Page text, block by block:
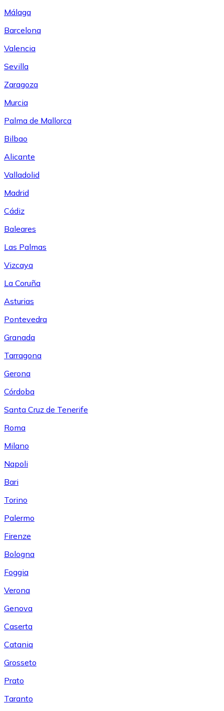
Málaga
Barcelona
Valencia
Sevilla
Zaragoza
Murcia
Palma de Mallorca
Bilbao
Alicante
Valladolid
Madrid
Cádiz
Baleares
Las Palmas
Vizcaya
La Coruña
Asturias
Pontevedra
Granada
Tarragona
Gerona
Córdoba
Santa Cruz de Tenerife
Roma
Milano
Napoli
Bari
Torino
Palermo
Firenze
Bologna
Foggia
Verona
Genova
Caserta
Catania
Grosseto
Prato
Taranto